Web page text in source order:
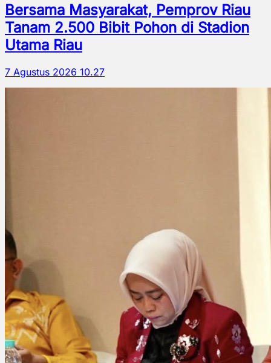
Bersama Masyarakat, Pemprov Riau
Tanam 2.500 Bibit Pohon di Stadion
Utama Riau
7 Agustus 2026 10.27